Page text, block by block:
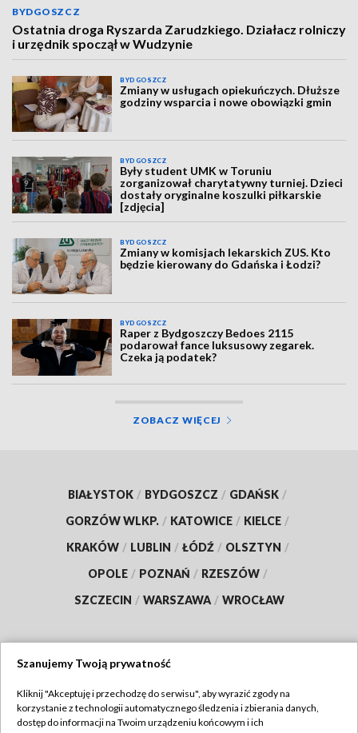
BYDGOSZCZ
Ostatnia droga Ryszarda Zarudzkiego. Działacz rolniczy
i urzędnik spoczął w Wudzynie
BYDGOSZCZ
Zmiany w usługach opiekuńczych. Dłuższe
godziny wsparcia i nowe obowiązki gmin
BYDGOSZCZ
Były student UMK w Toruniu
zorganizował charytatywny turniej. Dzieci
dostały oryginalne koszulki piłkarskie
[zdjęcia]
BYDGOSZCZ
Zmiany w komisjach lekarskich ZUS. Kto
będzie kierowany do Gdańska i Łodzi?
BYDGOSZCZ
Raper z Bydgoszczy Bedoes 2115
podarował fance luksusowy zegarek.
Czeka ją podatek?
ZOBACZ WIĘCEJ
BIAŁYSTOK / BYDGOSZCZ / GDAŃSK /
GORZÓW WLKP. / KATOWICE / KIELCE /
KRAKÓW / LUBLIN / ŁÓDŹ / OLSZTYN /
OPOLE / POZNAŃ / RZESZÓW /
SZCZECIN / WARSZAWA / WROCŁAW
TVP
Szanujemy Twoją prywatność
Kliknij "Akceptuję i przechodzę do serwisu", aby wyrazić zgody na
korzystanie z technologii automatycznego śledzenia i zbierania danych,
dostęp do informacji na Twoim urządzeniu końcowym i ich